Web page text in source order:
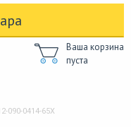
Ваша корзина
пуста
0414-65Х